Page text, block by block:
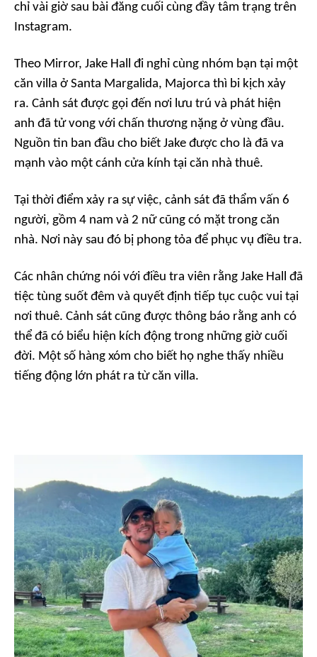
chỉ vài giờ sau bài đăng cuối cùng đầy tâm trạng trên
Instagram.
Theo Mirror, Jake Hall đi nghỉ cùng nhóm bạn tại một
căn villa ở Santa Margalida, Majorca thì bi kịch xảy
ra. Cảnh sát được gọi đến nơi lưu trú và phát hiện
anh đã tử vong với chấn thương nặng ở vùng đầu.
Nguồn tin ban đầu cho biết Jake được cho là đã va
mạnh vào một cánh cửa kính tại căn nhà thuê.
Tại thời điểm xảy ra sự việc, cảnh sát đã thẩm vấn 6
người, gồm 4 nam và 2 nữ cũng có mặt trong căn
nhà. Nơi này sau đó bị phong tỏa để phục vụ điều tra.
Các nhân chứng nói với điều tra viên rằng Jake Hall đã
tiệc tùng suốt đêm và quyết định tiếp tục cuộc vui tại
nơi thuê. Cảnh sát cũng được thông báo rằng anh có
thể đã có biểu hiện kích động trong những giờ cuối
đời. Một số hàng xóm cho biết họ nghe thấy nhiều
tiếng động lớn phát ra từ căn villa.